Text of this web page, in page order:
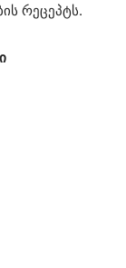
რეცეპტს.